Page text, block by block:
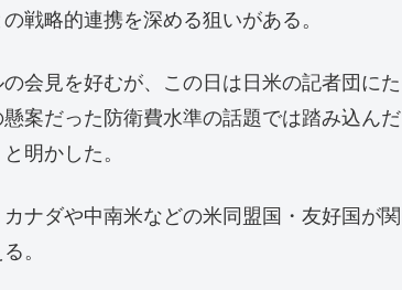
戦略的連携を深める狙いがある。
会見を好むが、この日は日米の記者団にた
案だった防衛費水準の話題では踏み込んだ
明かした。
ナダや中南米などの米同盟国・友好国が関
。